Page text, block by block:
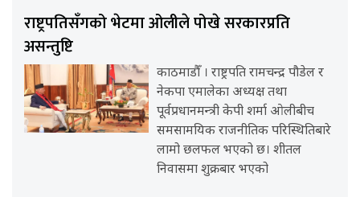
राष्ट्रपतिसँगको भेटमा ओलीले पोखे सरकारप्रति
असन्तुष्टि
काठमाडौँ । राष्ट्रपति रामचन्द्र पौडेल र
नेकपा एमालेका अध्यक्ष तथा
पूर्वप्रधानमन्त्री केपी शर्मा ओलीबीच
समसामयिक राजनीतिक परिस्थितिबारे
लामो छलफल भएको छ। शीतल
निवासमा शुक्रबार भएको